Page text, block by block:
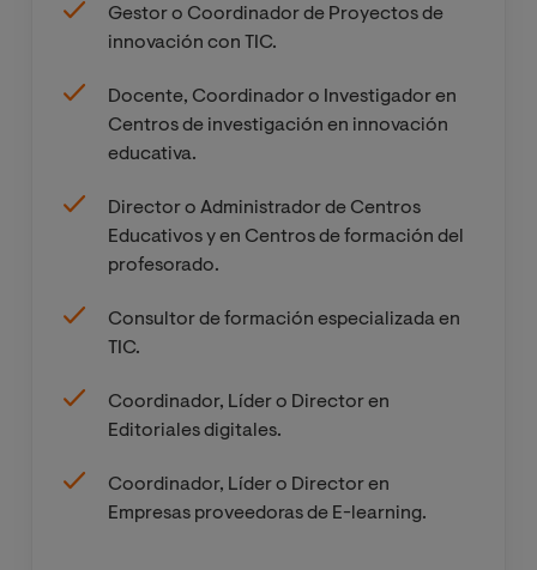
Gestor o Coordinador de Proyectos de
innovación con TIC.
Docente, Coordinador o Investigador en
Centros de investigación en innovación
educativa.
Director o Administrador de Centros
Educativos y en Centros de formación del
profesorado.
Consultor de formación especializada en
TIC.
Coordinador, Líder o Director en
Editoriales digitales.
Coordinador, Líder o Director en
Empresas proveedoras de E-learning.